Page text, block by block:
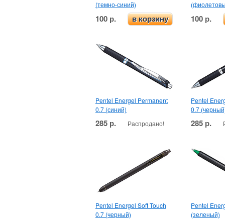
(темно-синий)
100 р. в корзину 100 р.
Pentel Energel Permanent
0.7 (синий)
285 р. Распродано!
Pentel
0.7
285 р.
Pentel Energel Soft Touch
0.7 (черный)
Pentel
(зеленый)